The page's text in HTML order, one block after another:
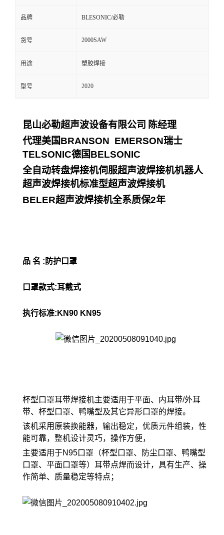
品牌 BLESONIC/必勒
货号 2000SAW
用途 塑胶焊接
型号 2020
昆山必勒超声波设备有限公司 陈经理
代理美国BRANSON EMERSON瑞士
TELSONIC德国BELSONIC
全自动转盘焊接机伺服超声波焊接机机器人
超声波焊接机标准型超声波焊接机
BELER超声波焊接机全系质保2年
品 名 :防护口罩
口罩款式:耳戴式
执行标准:KN90 KN95
杯型口罩耳带焊接机主要适用于平面、内耳带/外耳
带、杯型口罩、鸭嘴型及其它异形口罩的焊接。
该机采用原装换能器，输出稳定，优质元件组装，性
能可靠，整机设计灵巧，操作方便，
主要适用于N95口罩（杯型口罩、防尘口罩、鸭嘴型
口罩、平面口罩等）耳带点焊而设计，具有生产、操
作简单、质量稳定等特点；